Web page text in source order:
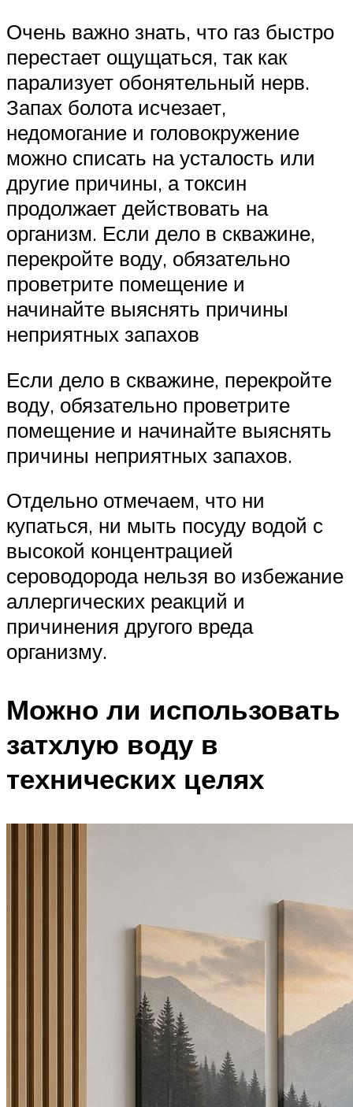
Очень важно знать, что газ быстро
перестает ощущаться, так как
парализует обонятельный нерв.
Запах болота исчезает,
недомогание и головокружение
можно списать на усталость или
другие причины, а токсин
продолжает действовать на
организм. Если дело в скважине,
перекройте воду, обязательно
проветрите помещение и
начинайте выяснять причины
неприятных запахов
Если дело в скважине, перекройте
воду, обязательно проветрите
помещение и начинайте выяснять
причины неприятных запахов.
Отдельно отмечаем, что ни
купаться, ни мыть посуду водой с
высокой концентрацией
сероводорода нельзя во избежание
аллергических реакций и
причинения другого вреда
организму.
Можно ли использовать
затхлую воду в
технических целях